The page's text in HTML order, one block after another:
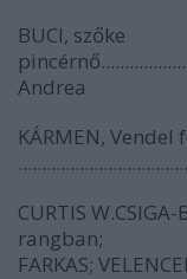
BUCI, szőke
Andrea
KÁRMEN, Vendel
CURTIS
rangban;
FARKAS;